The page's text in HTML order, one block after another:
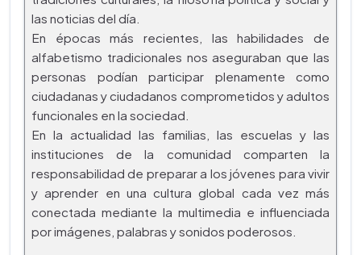
las noticias del día.
En épocas más recientes, las habilidades de
alfabetismo tradicionales nos aseguraban que las
personas podían participar plenamente como
ciudadanas y ciudadanos comprometidos y adultos
funcionales en la sociedad.
En la actualidad las familias, las escuelas y las
instituciones de la comunidad comparten la
responsabilidad de preparar a los jóvenes para vivir
y aprender en una cultura global cada vez más
conectada mediante la multimedia e influenciada
por imágenes, palabras y sonidos poderosos.